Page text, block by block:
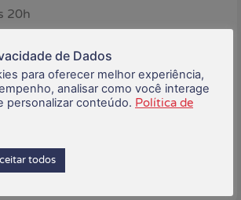
20h
do conteúdo?
de Dados
para oferecer melhor experiência,
analisar como você interage
personalizar conteúdo. Política de
todos